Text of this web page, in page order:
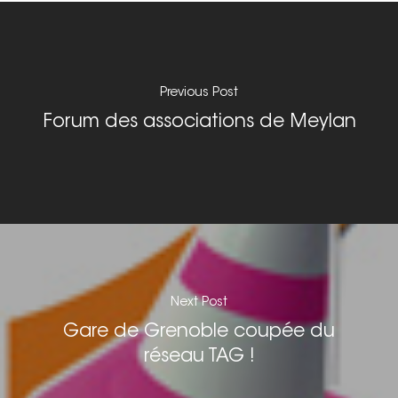
Previous Post
Forum des associations de Meylan
Next Post
Gare de Grenoble coupée du
réseau TAG !
– VP